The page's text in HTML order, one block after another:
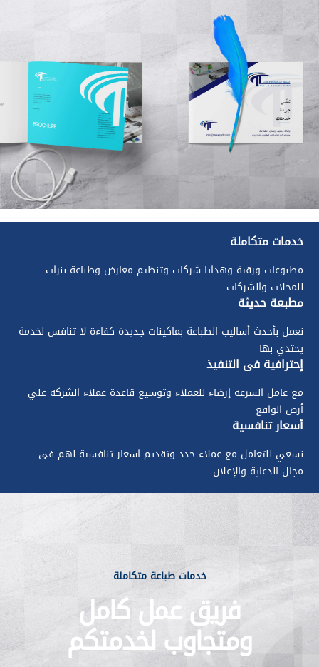
خدمات متكاملة
مطبوعات ورقية وهدايا شركات وتنظيم معارض وطباعة بنرات
للمحلات والشركات
مطبعة حديثة
نعمل بأحدث أساليب الطباعة بماكينات جديدة كفاءة لا تنافس لخدمة
يحتذي بها
إحترافية في التنفيذ
مع عامل السرعة إرضاء للعملاء وتوسيع قاعدة عملاء الشركة علي
أرض الواقع
أسعار تنافسية
نسعي للتعامل مع عملاء جدد وتقديم اسعار تنافسية لهم فى
مجال الدعاية والإعلان
خدمات طباعة متكاملة
فريق عمل كامل
ومتجاوب لخدمتكم